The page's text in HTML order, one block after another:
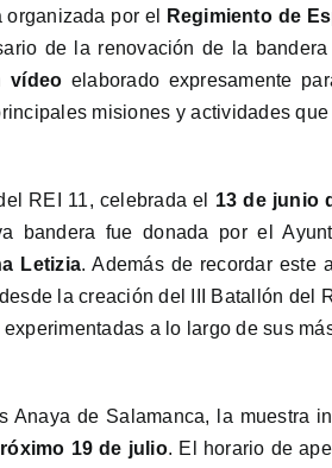
organizada por el
Regimiento de
de la renovación de la
vídeo elaborado expresamente
misiones y actividades
REI 11, celebrada el 13 de junio
bandera fue donada por el
Letizia. Además de recordar este
la creación del III Batallón del
a lo largo de sus
Anaya de Salamanca, la muestra
19 de julio. El horario de